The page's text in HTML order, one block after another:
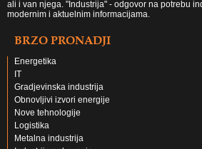
ali i van njega. "Industrija" - odgovor na potrebu
modernim i aktuelnim informacijama.
BRZO PRONADJI
Energetika
IT
Gradjevinska industrija
Obnovljivi izvori energije
Nove tehnologije
Logistika
Metalna industrija